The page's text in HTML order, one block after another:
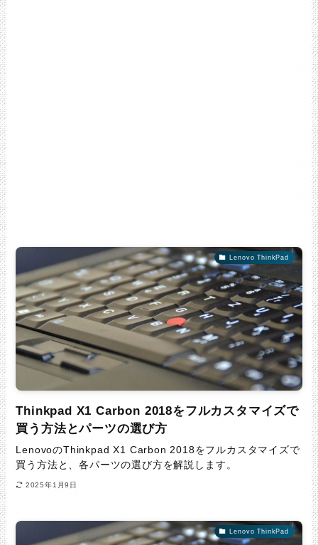
Lenovo ThinkPad
Thinkpad X1 Carbon 2018をフルカスタマイズで
買う方法とパーツの選び方
LenovoのThinkpad X1 Carbon 2018をフルカスタマイズで
買う方法と、各パーツの選び方を解説します。
2025年1月9日
Lenovo ThinkPad